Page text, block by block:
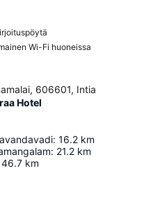
Wi-Fi huoneissa
606601, Intia
Hotel
: 16.2 km
: 21.2 km
km